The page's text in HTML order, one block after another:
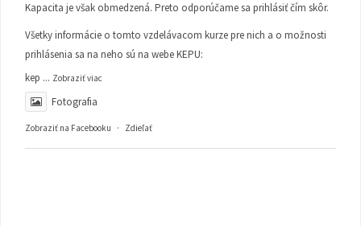
Kapacita je však obmedzená. Preto odporúčame sa prihlásiť čím skôr.
Všetky informácie o tomto vzdelávacom kurze pre nich a o možnosti
prihlásenia sa na neho sú na webe KEPU:
kep ... Zobraziť viac
Fotografia
Zobraziť na Facebooku · Zdieľať